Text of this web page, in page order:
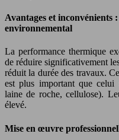
Avantages et inconvénients
environnemental
La performance thermique
de réduire significativement
réduit la durée des travaux.
est plus important que celui
laine de roche, cellulose).
élevé.
Mise en œuvre